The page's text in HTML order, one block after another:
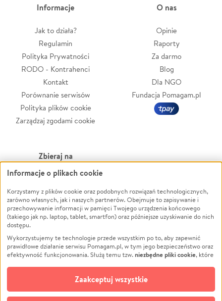
Informacje
Jak to działa?
Regulamin
Polityka Prywatności
RODO - Kontrahenci
Kontakt
Porównanie serwisów
Polityka plików cookie
Zarządzaj zgodami cookie
O nas
Opinie
Raporty
Za darmo
Blog
Dla NGO
Fundacja Pomagam.pl
Zbieraj na
Leczenie
Zwierzęta
Pożar
Ukraina
Pomoc Finansowa
Projekty
Pogrzeb
Społeczność lokalna
Kultura
Powódź
Wichura
NGO
Edukacja
Podróż
Impreza
Ochrona środowiska
Biznes
Informacje o plikach cookie
Korzystamy z plików cookie oraz podobnych rozwiązań technologicznych,
zarówno własnych, jak i naszych partnerów. Obejmuje to zapisywanie i
przechowywanie informacji w pamięci Twojego urządzenia końcowego
(takiego jak np. laptop, tablet, smartfon) oraz późniejsze uzyskiwanie do nich
dostępu.
Wykorzystujemy te technologie przede wszystkim po to, aby zapewnić
prawidłowe działanie serwisu Pomagam.pl, w tym jego bezpieczeństwo oraz
efektywność funkcjonowania. Służą temu tzw.niezbędne pliki cookie, które
opcjonalnych plików cookie
technologii do celów analitycznych i retargetingowych. Możesz wyrazić
zgodę na ich stosowanie lub jej odmówić. W dowolnym momencie masz
Zaakceptuj wszystkie